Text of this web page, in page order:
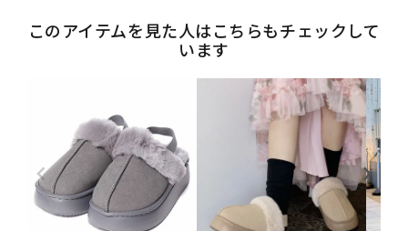
このアイテムを見た人はこちらもチェックして
います